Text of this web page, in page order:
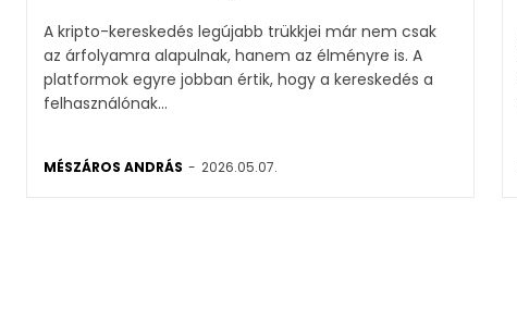
A kripto-kereskedés legújabb trükkjei már nem csak
az árfolyamra alapulnak, hanem az élményre is. A
platformok egyre jobban értik, hogy a kereskedés a
felhasználónak...
MÉSZÁROS ANDRÁS - 2026.05.07.